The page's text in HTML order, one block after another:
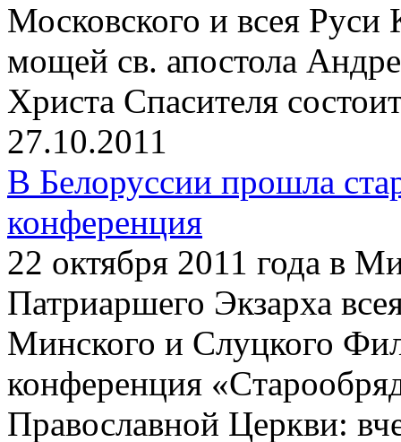
Московского и всея Руси
мощей св. апостола
Христа Спасителя
27.10.2011
В Белоруссии прошла
конференция
22 октября 2011 года в
Патриаршего Экзарха
Минского и Слуцкого
конференция
Православной Церкви: